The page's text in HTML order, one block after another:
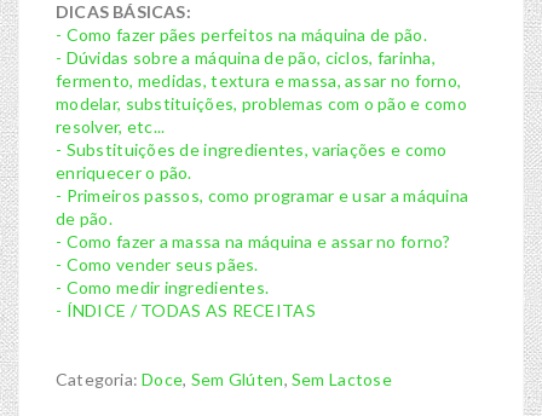
DICAS BÁSICAS:
- Como fazer pães perfeitos na máquina de pão.
- Dúvidas sobre a máquina de pão, ciclos, farinha,
fermento, medidas, textura e massa, assar no forno,
modelar, substituições, problemas com o pão e como
resolver, etc...
- Substituições de ingredientes, variações e como
enriquecer o pão.
- Primeiros passos, como programar e usar a máquina
de pão.
- Como fazer a massa na máquina e assar no forno?
- Como vender seus pães.
- Como medir ingredientes.
- ÍNDICE / TODAS AS RECEITAS
Categoria:Doce, Sem Glúten, Sem Lactose